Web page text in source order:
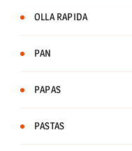
OLLA RAPIDA
PAN
PAPAS
PASTAS